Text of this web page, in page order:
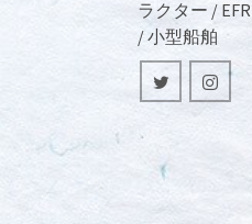
ラクター /
/ 小型船舶